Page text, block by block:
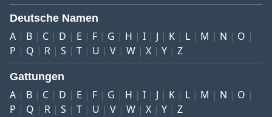
Deutsche Namen
A B C D E F G H I J K L M N
O
P
Q R S T U V W X Y Z
Gattungen
A B C D E F G H I J K L M N
O
P
Q R S T U V W X Y Z